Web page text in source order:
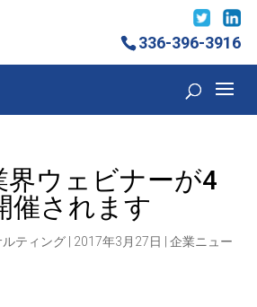
336-396-3916
界ウェビナーが4
催されます
ティング 2017年3月27日 |企業ニュー